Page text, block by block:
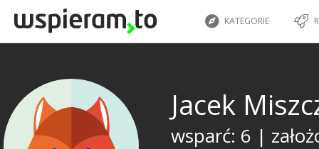
KATEGORIE
Jacek
wsparć: 6 |